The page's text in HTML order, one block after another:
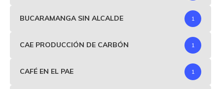
BUCARAMANGA SIN ALCALDE 1
CAE PRODUCCIÓN DE CARBÓN 1
CAFÉ EN EL PAE 1